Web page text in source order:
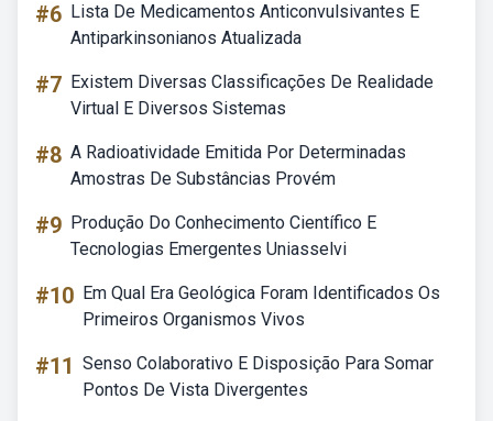
#6 Lista De Medicamentos Anticonvulsivantes E
Antiparkinsonianos Atualizada
#7 Existem Diversas Classificações De Realidade
Virtual E Diversos Sistemas
#8 A Radioatividade Emitida Por Determinadas
Amostras De Substâncias Provém
#9 Produção Do Conhecimento Científico E
Tecnologias Emergentes Uniasselvi
#10 Em Qual Era Geológica Foram Identificados Os
Primeiros Organismos Vivos
#11 Senso Colaborativo E Disposição Para Somar
Pontos De Vista Divergentes